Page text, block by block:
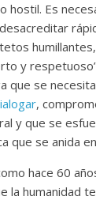
hostil. Es
y
que se
,
y que se
que se anida
hace 60
la humanidad